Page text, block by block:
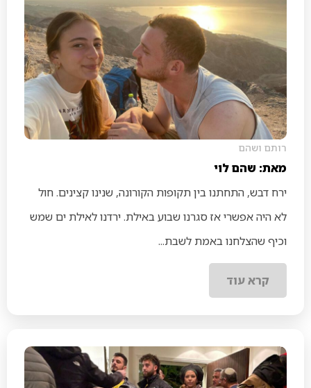
רותם ושהם
מאת: שהם לוי
ירח דבש, התחתנו בין תקופות הקורונה, שנינו קצינים. חול
לא היה אפשרי אז סגרנו שבוע באילת. ירדנו לאילת ים שמש
וכיף שהצלחנו באמת לשבת...
קרא עוד